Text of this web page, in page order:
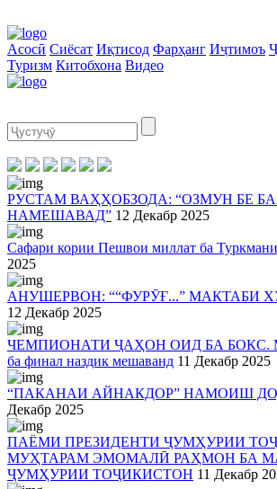
Асосӣ Сиёсат Иқтисод Фарҳанг Иҷтимоъ
Туризм Китобхона Видео
РУСТАМ ВАҲҲОБЗОДА: “ОЗМУН БЕ
НАМЕШАВАД” 12 Декабр 2025
Сафари кории Пешвои миллат ба
2025
АНУШЕРВОН: ““ФУРӮҒ...” МАКТАБИ
12 Декабр 2025
ЧЕМПИОНАТИ ҶАҲОН ОИД БА БОКС.
ба финал наздик мешаванд 11 Декабр 2025
“ПАКАНАИ АЙНАКДОР” НАМОИШ
Декабр 2025
ПАЁМИ ПРЕЗИДЕНТИ ҶУМҲУРИИ
МУҲТАРАМ ЭМОМАЛӢ РАҲМОН БА
ҶУМҲУРИИ ТОҶИКИСТОН 11 Декабр